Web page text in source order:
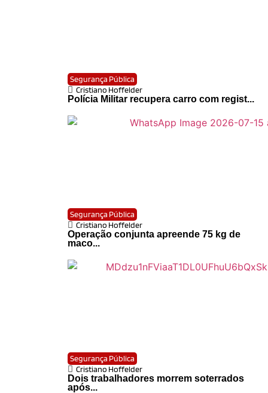
Segurança Pública
Cristiano Hoffelder
Polícia Militar recupera carro com regist...
Segurança Pública
Cristiano Hoffelder
Operação conjunta apreende 75 kg de
maco...
Segurança Pública
Cristiano Hoffelder
Dois trabalhadores morrem soterrados
após...